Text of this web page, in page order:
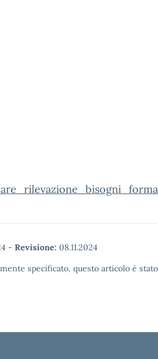
- Revisione: 08.11.2024
specificato, questo articolo è